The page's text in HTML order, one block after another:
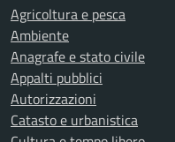
Agricoltura e pesca
Ambiente
Anagrafe e stato civile
Appalti pubblici
Autorizzazioni
Catasto e urbanistica